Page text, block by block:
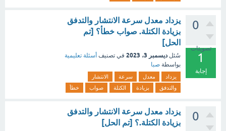
0
تصويتات
1
إجابة
يزداد معدل سرعة الانتشار والتدفق
بزيادة الكتلة. صواب خطأ؟ [تم
الحل]
سُئل ديسمبر 3، 2023 في تصنيف أسئلة تعليمية
بواسطة صبا
يزداد معدل سرعة
الانتشار
والتدفق
بزيادة الكتلة صواب خطأ
0
يزداد معدل سرعة الانتشار والتدفق
بزيادة الكتلة.؟ [تم الحل]